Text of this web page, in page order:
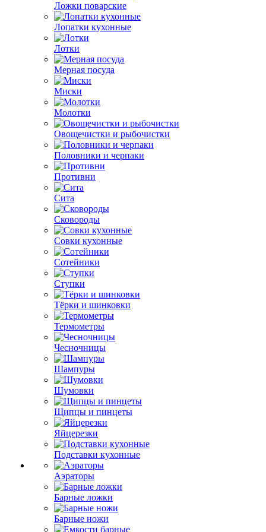
Ложки поварские
Лопатки кухонные
Лотки
Мерная посуда
Миски
Молотки
Овощечистки и рыбочистки
Половники и черпаки
Противни
Сита
Сковороды
Совки кухонные
Сотейники
Ступки
Тёрки и шинковки
Термометры
Чесночницы
Шампуры
Шумовки
Щипцы и пинцеты
Яйцерезки
Подставки кухонные
Аэраторы
Барные ложки
Барные ножи